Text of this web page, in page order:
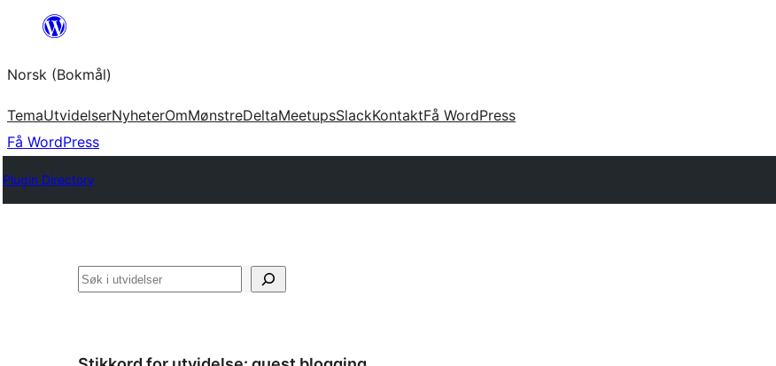
Hopp
innhold
Norsk (Bokmål)
TemaUtvidelserNyheterOmMønstreDeltaMeetupsSlackKontaktFå WordPress
Få WordPress
Plugin Directory
Søk